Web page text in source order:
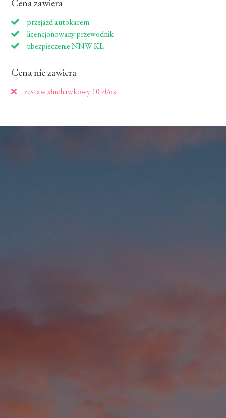
przejazd autokarem
licencjonowany przewodnik
ubezpieczenie NNW KL
Cena nie zawiera
zestaw słuchawkowy 10 zł/os